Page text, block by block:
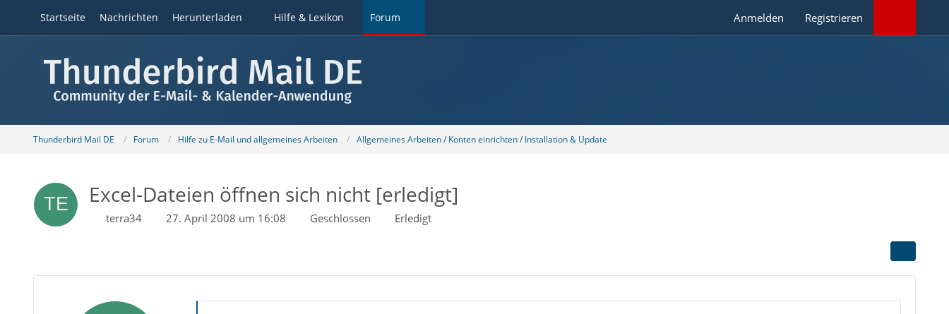
Startseite Nachrichten Herunterladen Hilfe & Lexikon Forum Anmelden Registrieren
Thunderbird Mail DE Forum Hilfe zu E-Mail und allgemeines Arbeiten Allgemeines Arbeiten / Konten einrichten / Installation & Update
Excel-Dateien öffnen sich nicht [erledigt]
terra34 27. April 2008 um 16:08 Geschlossen Erledigt